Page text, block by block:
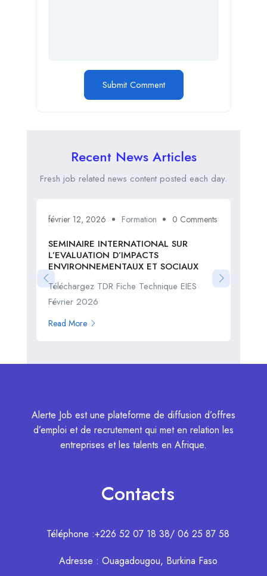
Recent News Articles
Fresh job related news content posted each day.
février 12, 2026 Formation 0 Comments
SEMINAIRE INTERNATIONAL SUR
L’EVALUATION D’IMPACTS
ENVIRONNEMENTAUX ET SOCIAUX
Téléchargez TDR Fiche Technique EIES
Février 2026
Read More
Alerte Job est une plateforme de diffusion d’offres
d’emploi et de recrutement qui met en relation les
entreprises et les talents en Afrique.
Contacts
Téléphone :+226 52 07 18 38/ 06 25 87 58
Adresse : Ouagadougou, Burkina Faso